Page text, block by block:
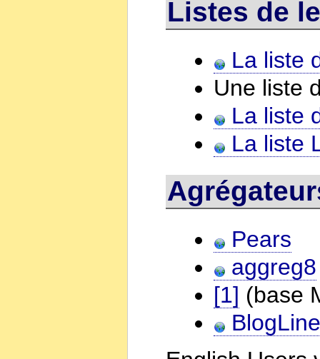
Listes de
La liste
Une liste
La liste
La liste
Pears
aggreg8
[1] (base